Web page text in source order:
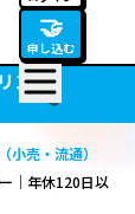
🤝
申し込む
ン
小売・流通）
｜年休120日以